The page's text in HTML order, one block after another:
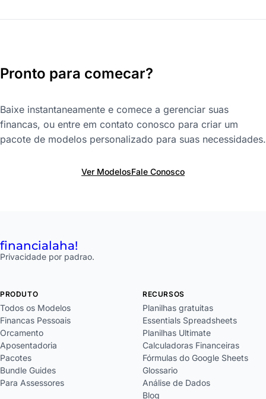
Pronto para comecar?
Baixe instantaneamente e comece a gerenciar suas
financas, ou entre em contato conosco para criar um
pacote de modelos personalizado para suas necessidades.
Ver ModelosFale Conosco
financialaha!
Privacidade por padrao.
PRODUTO
Todos os Modelos
Financas Pessoais
Orcamento
Aposentadoria
Pacotes
Bundle Guides
Para Assessores
RECURSOS
Planilhas gratuitas
Essentials Spreadsheets
Planilhas Ultimate
Calculadoras Financeiras
Fórmulas do Google Sheets
Glossario
Análise de Dados
Blog